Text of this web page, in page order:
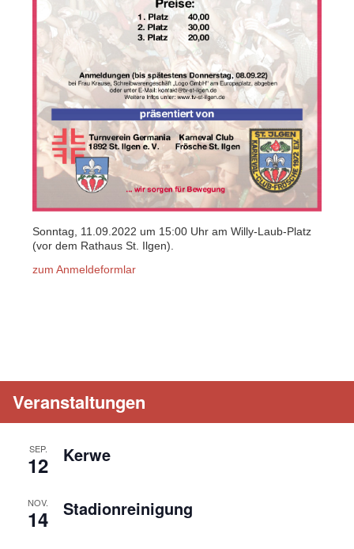
Sonntag, 11.09.2022 um 15:00 Uhr am Willy-Laub-Platz
(vor dem Rathaus St. Ilgen).
zum Anmeldeformlar
Veranstaltungen
SEP.
12 Kerwe
NOV.
14 Stadionreinigung